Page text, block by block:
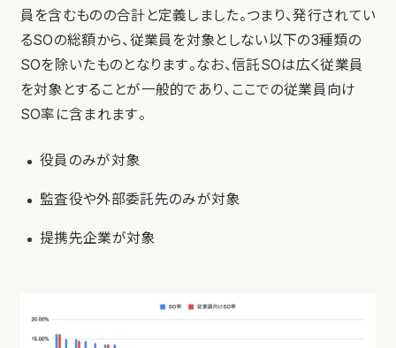
員を含むものの合計と定義しました。つまり、発行されてい
るSOの総額から、従業員を対象としない以下の3種類の
SOを除いたものとなります。なお、信託SOは広く従業員
を対象とすることが一般的であり、ここでの従業員向け
SO率に含まれます。
役員のみが対象
監査役や外部委託先のみが対象
提携先企業が対象